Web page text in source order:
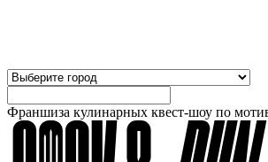
Франшиза кулинарных квест-шоу по